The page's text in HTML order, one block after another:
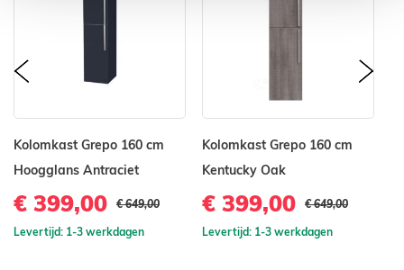
Kolomkast Grepo 160 cm
Hoogglans Antraciet
€ 399,00 € 649,00
Levertijd: 1-3 werkdagen
Kolomkast Grepo 160 cm
Kentucky Oak
€ 399,00 € 649,00
Levertijd: 1-3 werkdagen